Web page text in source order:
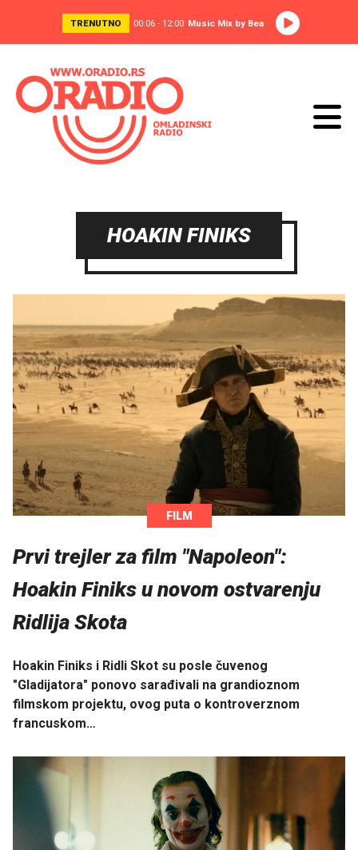
TRENUTNO 00:06 - 12:00 Music Mix by Bea
HOAKIN FINIKS
FILM
Prvi trejler za film "Napoleon":
Hoakin Finiks u novom ostvarenju
Ridlija Skota
Hoakin Finiks i Ridli Skot su posle čuvenog
"Gladijatora" ponovo sarađivali na grandioznom
filmskom projektu, ovog puta o kontroverznom
francuskom…